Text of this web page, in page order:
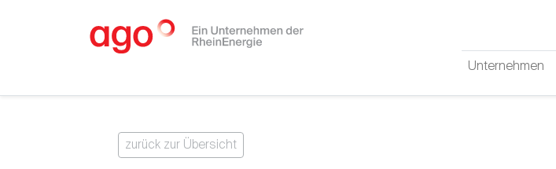
Unternehmen
zurück zur Übersicht